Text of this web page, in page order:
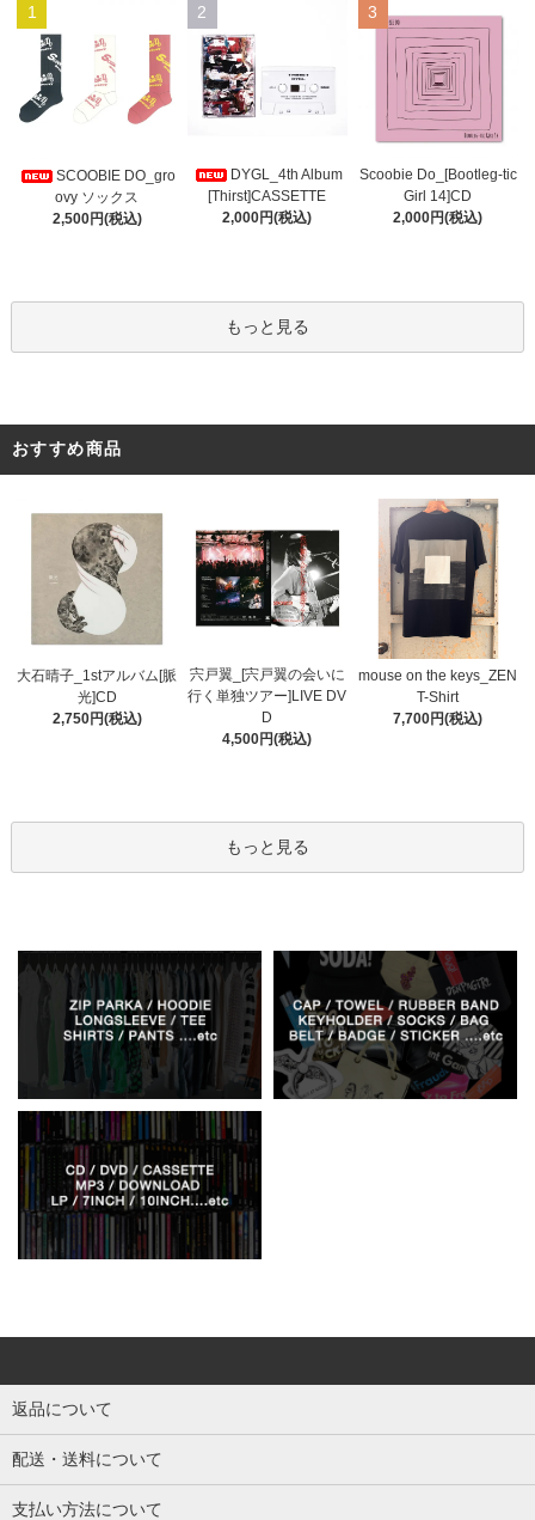
1
SCOOBIE DO_gro
ovy ソックス
2,500円(税込)
2
DYGL_4th Album
[Thirst]CASSETTE
2,000円(税込)
3
Scoobie Do_[Bootleg-tic
Girl 14]CD
2,000円(税込)
もっと見る
おすすめ商品
大石晴子_1stアルバム[脈
光]CD
2,750円(税込)
宍戸翼_[宍戸翼の会いに
行く単独ツアー]LIVE DV
D
4,500円(税込)
mouse on the keys_ZEN
T-Shirt
7,700円(税込)
もっと見る
返品について
配送・送料について
支払い方法について